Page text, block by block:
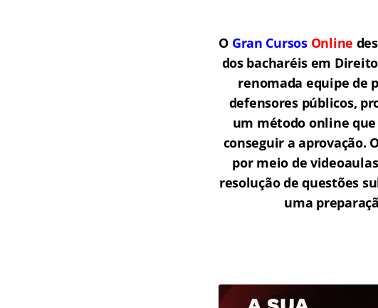
O Gran Cursos Online
dos bacharéis em
renomada equipe de
defensores públicos,
um método online
conseguir a aprovação.
por meio de
resolução de questões
uma